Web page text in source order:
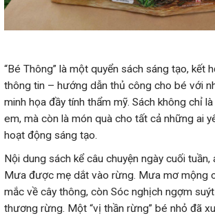
“Bé Thông” là một quyển sách sáng tạo, kết
thông tin – hướng dẫn thủ công cho bé với
minh họa đầy tính thẩm mỹ. Sách không chỉ
em, mà còn là món quà cho tất cả những ai
hoạt động sáng tạo.
Nội dung sách kể câu chuyện ngày cuối tuần,
Mưa được mẹ dắt vào rừng. Mưa mơ mộng
mắc về cây thông, còn Sóc nghịch ngợm
thương rừng. Một “vị thần rừng” bé nhỏ đã